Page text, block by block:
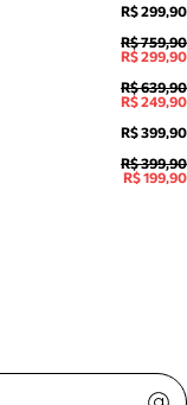
R$ 299,90
R$ 759,90
R$ 299,90
R$ 639,90
R$ 249,90
R$ 399,90
R$ 399,90
R$ 199,90